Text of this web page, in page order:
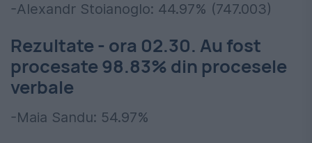
-Alexandr Stoianoglo: 44.97% (747.003)
Rezultate - ora 02.30. Au fost
procesate 98.83% din procesele
verbale
-Maia Sandu: 54.97%